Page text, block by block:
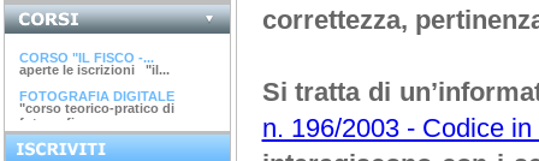
INGEGNERIA DEL...
terminato il corso di 20 ore...
CORSO "IL FISCO -...
aperte le iscrizioni "il...
FOTOGRAFIA DIGITALE
"corso teorico-pratico di
fotografia...
ARGINI, SPONDE E...
corso di 4 ore argini, spinde
correttezza,
Si tratta di
n. 196/2003 - Codice